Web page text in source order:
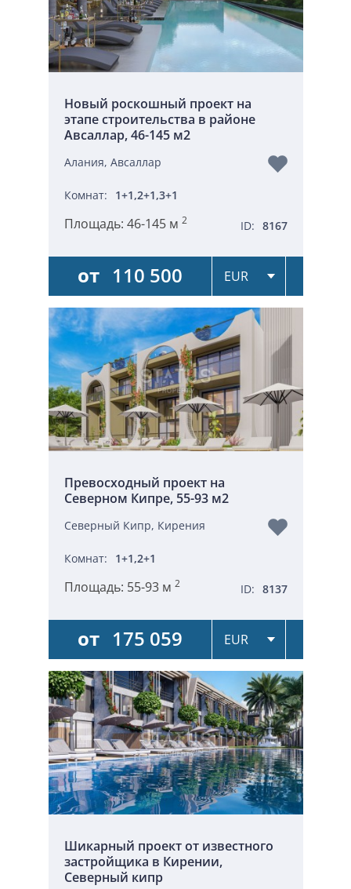
Новый роскошный проект на
этапе строительства в районе
Авсаллар, 46-145 м2
Алания, Авсаллар
Комнат: 1+1,2+1,3+1
Площадь: 46-145 м 2 ID: 8167
от 110 500
Превосходный проект на
Северном Кипре, 55-93 м2
Северный Кипр, Кирения
Комнат: 1+1,2+1
Площадь: 55-93 м 2 ID: 8137
от 175 059
Шикарный проект от известного
застройщика в Кирении,
Северный кипр